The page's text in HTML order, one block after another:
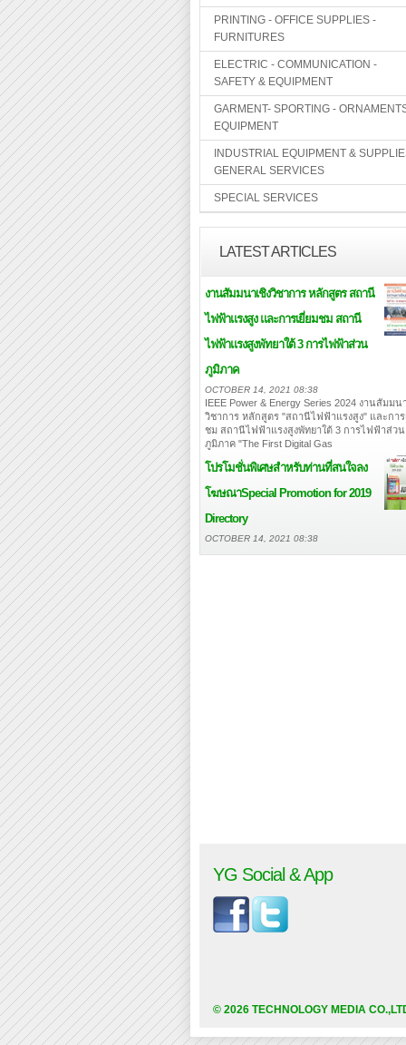
PRINTING - OFFICE SUPPLIES -
FURNITURES
ELECTRIC - COMMUNICATION -
SAFETY & EQUIPMENT
GARMENT- SPORTING -
EQUIPMENT
INDUSTRIAL EQUIPMENT &
GENERAL SERVICES
SPECIAL SERVICES
LATEST ARTICLES
งานสัมมนาเชิงวิชาการ หลักสูตร สถานี
ไฟฟ้าแรงสูง และการเยี่ยมชม สถานี
ไฟฟ้าแรงสูงพัทยาใต้ 3 การไฟฟ้าส่วน
ภูมิภาค
OCTOBER 14, 2021 08:38
IEEE Power & Energy Series 2024 งานสัมมน
วิชาการ หลักสูตร "สถานีไฟฟ้าแรงสูง" และการ
ชม สถานีไฟฟ้าแรงสูงพัทยาใต้ 3 การไฟฟ้าส่วน
ภูมิภาค "The First Digital Gas
โปรโมชั่นพิเศษสำหรับท่านที่สนใจลง
โฆษณาSpecial Promotion for 2019
Directory
OCTOBER 14, 2021 08:38
YG Social & App
© 2026 TECHNOLOGY MEDIA